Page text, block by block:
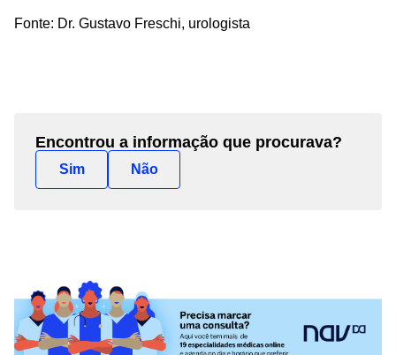
Fonte: Dr. Gustavo Freschi, urologista
Encontrou a informação que procurava?
Sim Não